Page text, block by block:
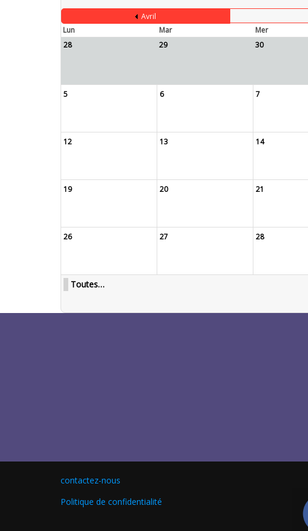
Avril
Lun
Mar Mer
28
29 30
5 6 7
12 13 14
19 20 21
26 27 28
Toutes…
contactez-nous
Politique de confidentialité